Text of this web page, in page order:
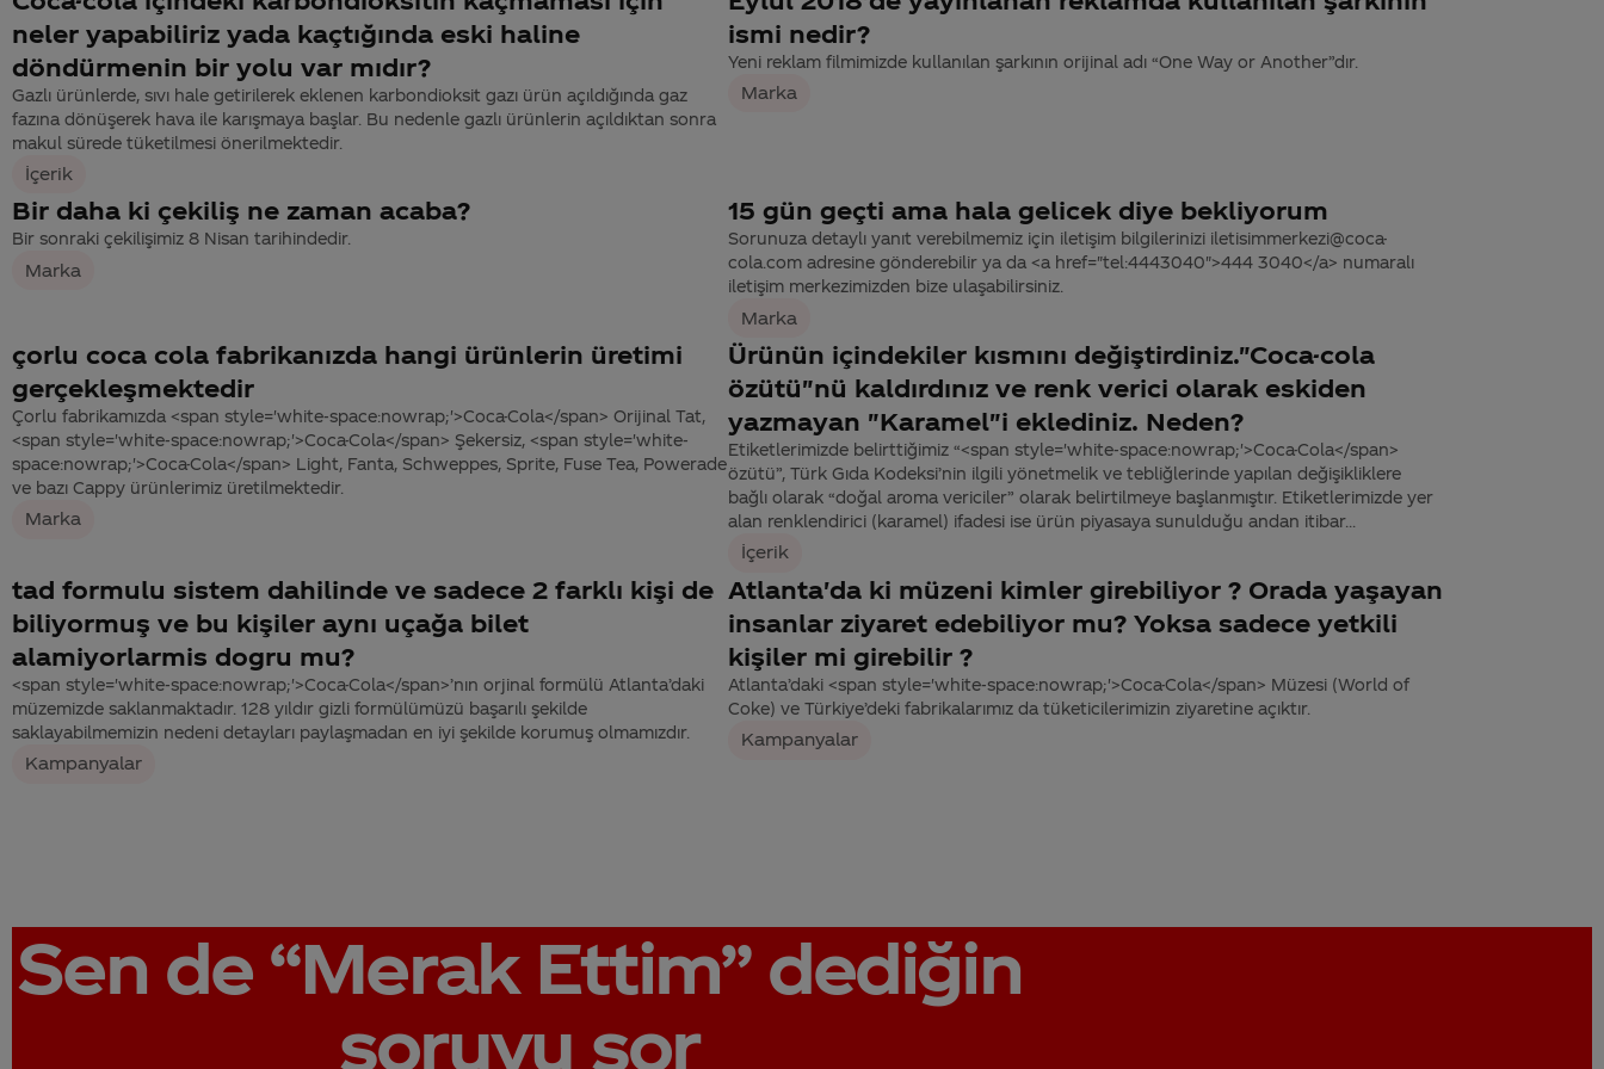
neler yapabiliriz yada kaçtığında eski haline
döndürmenin bir yolu var mıdır?
Gazlı ürünlerde, sıvı hale getirilerek eklenen karbondioksit gazı ürün açıldığında gaz
fazına dönüşerek hava ile karışmaya başlar. Bu nedenle gazlı ürünlerin açıldıktan sonra
makul sürede tüketilmesi önerilmektedir.
İçerik
ismi nedir?
Yeni reklam filmimizde kullanılan şarkının orijinal adı “One Way or Another”dır.
Marka
Bir daha ki çekiliş ne zaman acaba?
Bir sonraki çekilişimiz 8 Nisan tarihindedir.
Marka
15 gün geçti ama hala gelicek diye bekliyorum
Sorunuza detaylı yanıt verebilmemiz için iletişim bilgilerinizi iletisimmerkezi@coca-
cola.com adresine gönderebilir ya da <a href="tel:4443040">444 3040</a> numaralı
iletişim merkezimizden bize ulaşabilirsiniz.
Marka
çorlu coca cola fabrikanızda hangi ürünlerin üretimi
gerçekleşmektedir
Çorlu fabrikamızda <span style='white-space:nowrap;'>Coca-Cola</span> Orijinal Tat,
<span style='white-space:nowrap;'>Coca-Cola</span> Şekersiz, <span style='white-
space:nowrap;'>Coca-Cola</span> Light, Fanta, Schweppes, Sprite, Fuse Tea, Powerade
ve bazı Cappy ürünlerimiz üretilmektedir.
Marka
Ürünün içindekiler kısmını değiştirdiniz."Coca-cola
özütü"nü kaldırdınız ve renk verici olarak eskiden
yazmayan "Karamel"i eklediniz. Neden?
Etiketlerimizde belirttiğimiz “<span style='white-space:nowrap;'>Coca-Cola</span>
özütü”, Türk Gıda Kodeksi’nin ilgili yönetmelik ve tebliğlerinde yapılan değişikliklere
bağlı olarak “doğal aroma vericiler” olarak belirtilmeye başlanmıştır. Etiketlerimizde yer
alan renklendirici (karamel) ifadesi ise ürün piyasaya sunulduğu andan itibar...
İçerik
tad formulu sistem dahilinde ve sadece 2 farklı kişi de
biliyormuş ve bu kişiler aynı uçağa bilet
alamiyorlarmis dogru mu?
<span style='white-space:nowrap;'>Coca-Cola</span>’nın orjinal formülü Atlanta’daki
müzemizde saklanmaktadır. 128 yıldır gizli formülümüzü başarılı şekilde
saklayabilmemizin nedeni detayları paylaşmadan en iyi şekilde korumuş olmamızdır.
Kampanyalar
Atlanta'da ki müzeni kimler girebiliyor ? Orada yaşayan
insanlar ziyaret edebiliyor mu? Yoksa sadece yetkili
kişiler mi girebilir ?
Atlanta’daki <span style='white-space:nowrap;'>Coca-Cola</span> Müzesi (World of
Coke) ve Türkiye’deki fabrikalarımız da tüketicilerimizin ziyaretine açıktır.
Kampanyalar
Sen de “Merak Ettim”dediğin
soruyu sor